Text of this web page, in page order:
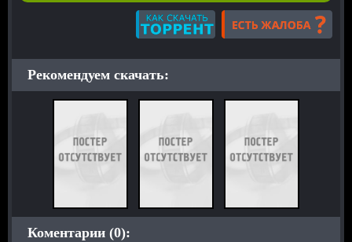
Рекомендуем скачать:
Коментарии (0):